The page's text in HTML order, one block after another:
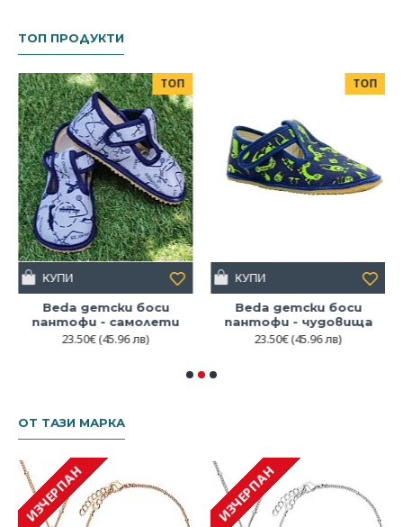
ТОП ПРОДУКТИ
ТОП
Beda детски боси
пантофи - самолети
23.50€(45.96 лв)
КУПИ
ТОП
Beda детски боси
пантофи - чудовища
23.50€(45.96 лв)
КУПИ
ОТ ТАЗИ МАРКА
ИЗЧЕРПАН ИЗЧЕРПАН